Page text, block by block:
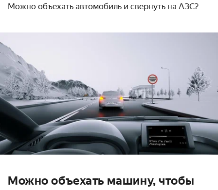
Можно объехать автомобиль и свернуть на АЗС?
Можно объехать машину, чтобы